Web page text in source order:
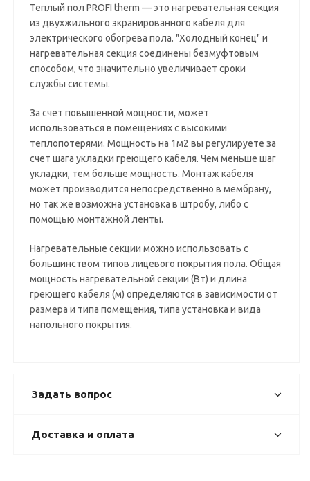
Теплый пол PROFI therm — это нагревательная секция
из двухжильного экранированного кабеля для
электрического обогрева пола. "Холодный конец" и
нагревательная секция соединены безмуфтовым
способом, что значительно увеличивает сроки
службы системы.
За счет повышенной мощности, может
использоваться в помещениях с высокими
теплопотерями. Мощность на 1м2 вы регулируете за
счет шага укладки греющего кабеля. Чем меньше шаг
укладки, тем больше мощность. Монтаж кабеля
может производится непосредственно в мембрану,
но так же возможна установка в штробу, либо с
помощью монтажной ленты.
Нагревательные секции можно использовать с
большинством типов лицевого покрытия пола. Общая
мощность нагревательной секции (Вт) и длина
греющего кабеля (м) определяются в зависимости от
размера и типа помещения, типа установка и вида
напольного покрытия.
Задать вопрос
Доставка и оплата